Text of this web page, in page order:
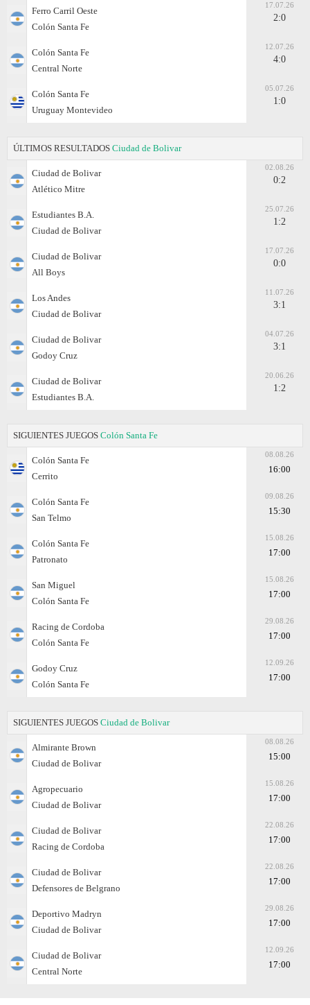
Ferro Carril Oeste
Colón Santa Fe
17.07.26
2:0
Colón Santa Fe
Central Norte
12.07.26
4:0
Colón Santa Fe
Uruguay Montevideo
05.07.26
1:0
ÚLTIMOS RESULTADOS Ciudad de Bolivar
Ciudad de Bolivar
Atlético Mitre
02.08.26
0:2
Estudiantes B.A.
Ciudad de Bolivar
25.07.26
1:2
Ciudad de Bolivar
All Boys
17.07.26
0:0
Los Andes
Ciudad de Bolivar
11.07.26
3:1
Ciudad de Bolivar
Godoy Cruz
04.07.26
3:1
Ciudad de Bolivar
Estudiantes B.A.
20.06.26
1:2
SIGUIENTES JUEGOS Colón Santa Fe
Colón Santa Fe
Cerrito
08.08.26
16:00
Colón Santa Fe
San Telmo
09.08.26
15:30
Colón Santa Fe
Patronato
15.08.26
17:00
San Miguel
Colón Santa Fe
15.08.26
17:00
Racing de Cordoba
Colón Santa Fe
29.08.26
17:00
Godoy Cruz
Colón Santa Fe
12.09.26
17:00
SIGUIENTES JUEGOS Ciudad de Bolivar
Almirante Brown
Ciudad de Bolivar
08.08.26
15:00
Agropecuario
Ciudad de Bolivar
15.08.26
17:00
Ciudad de Bolivar
Racing de Cordoba
22.08.26
17:00
Ciudad de Bolivar
Defensores de Belgrano
22.08.26
17:00
Deportivo Madryn
Ciudad de Bolivar
29.08.26
17:00
Ciudad de Bolivar
Central Norte
12.09.26
17:00